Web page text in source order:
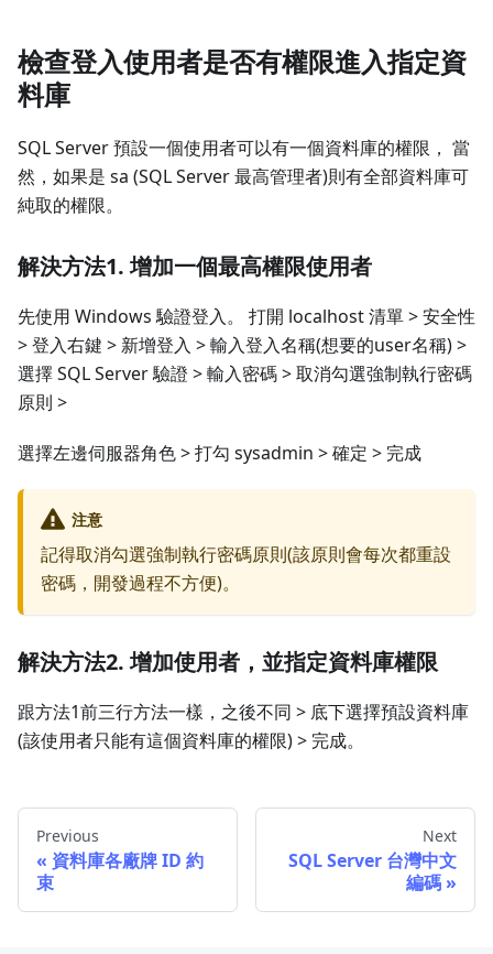
檢查登入使用者是否有權限進入指定資
料庫
SQL Server 預設一個使用者可以有一個資料庫的權限， 當
然，如果是 sa (SQL Server 最高管理者)則有全部資料庫可
純取的權限。
解決方法1. 增加一個最高權限使用者
先使用 Windows 驗證登入。 打開 localhost 清單 > 安全性
> 登入右鍵 > 新增登入 > 輸入登入名稱(想要的user名稱) >
選擇 SQL Server 驗證 > 輸入密碼 > 取消勾選強制執行密碼
原則 >
選擇左邊伺服器角色 > 打勾 sysadmin > 確定 > 完成
注意
記得取消勾選強制執行密碼原則(該原則會每次都重設
密碼，開發過程不方便)。
解決方法2. 增加使用者，並指定資料庫權限
跟方法1前三行方法一樣，之後不同 > 底下選擇預設資料庫
(該使用者只能有這個資料庫的權限) > 完成。
Previous
資料庫各廠牌 ID 約
束
Next
SQL Server 台灣中文
編碼